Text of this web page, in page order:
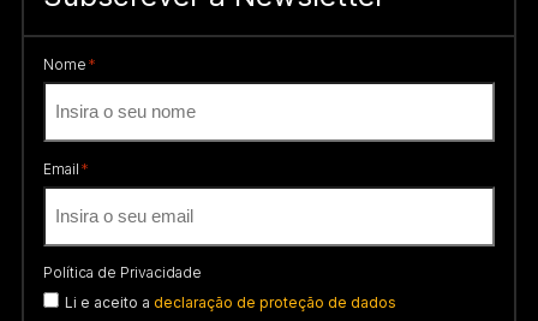
Nome *
Email *
Política de Privacidade
Li e aceito a declaração de proteção de dados